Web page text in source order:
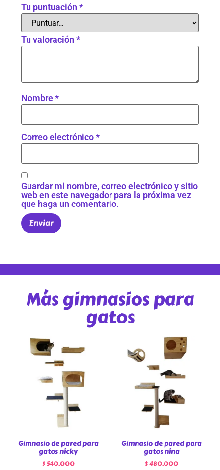
Tu puntuación*
Tu valoración*
Nombre*
Correo electrónico*
Guardar mi nombre, correo electrónico y sitio
web en este navegador para la próxima vez
que haga un comentario.
Más gimnasios para
gatos
Gimnasio de pared para
gatos nicky
$540.000
Gimnasio de pared para
gatos nina
$480.000